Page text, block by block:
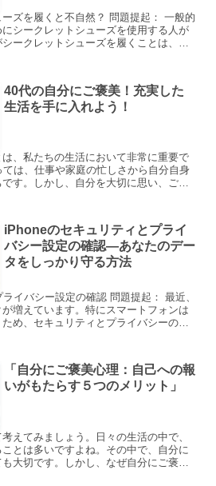
ズを履くと不自然？ 問題提起： 一般的
シークレットシューズを使用する人が
ークレットシューズを履くことは、周
40代の自分にご褒美！充実した
生活を手に入れよう！
、私たちの生活において非常に重要で
は、仕事や家庭の忙しさから自分自身
す。しかし、自分を大切に思い、ご褒
iPhoneのセキュリティとプライ
バシー設定の確認―あなたのデー
タをしっかり守る方法
イバシー設定の確認 問題提起： 最近、
増えています。特にスマートフォンは
め、セキュリティとプライバシーの保
「自分にご褒美心理：自己への報
いがもたらす５つのメリット」
えてみましょう。日々の生活の中で、
とは多いですよね。その中で、自分に
大切です。しかし、なぜ自分にご褒美